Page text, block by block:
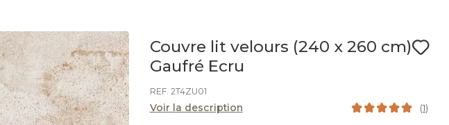
Couvre lit velours (240 x 260 cm)
Gaufré Ecru
REF. 2T4ZU01
Voir la description (1)